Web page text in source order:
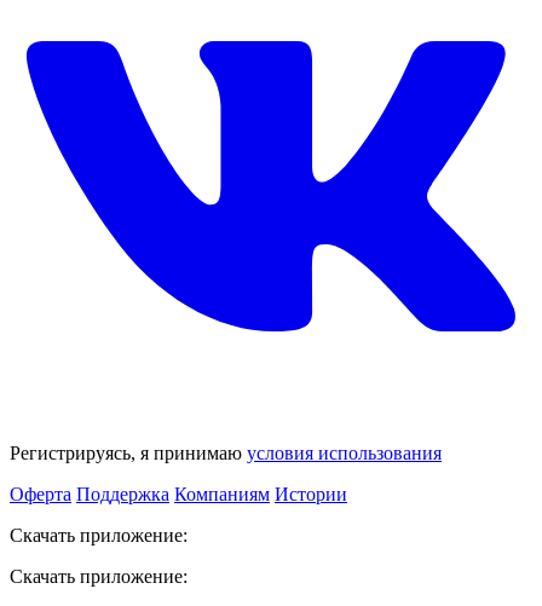
Регистрируясь, я принимаю условия использования
Оферта Поддержка Компаниям Истории
Скачать приложение:
Скачать приложение: